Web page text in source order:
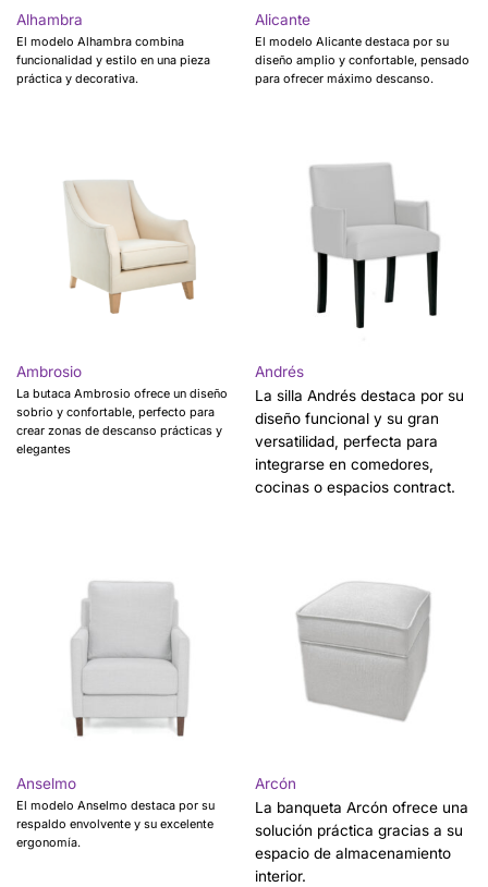
Alhambra
El modelo Alhambra combina
funcionalidad y estilo en una pieza
práctica y decorativa.
Alicante
El modelo Alicante destaca por su
diseño amplio y confortable, pensado
para ofrecer máximo descanso.
Ambrosio
La butaca Ambrosio ofrece un diseño
sobrio y confortable, perfecto para
crear zonas de descanso prácticas y
elegantes
Andrés
La silla Andrés destaca por su
diseño funcional y su gran
versatilidad, perfecta para
integrarse en comedores,
cocinas o espacios contract.
Anselmo
El modelo Anselmo destaca por su
respaldo envolvente y su excelente
ergonomía.
Arcón
La banqueta Arcón ofrece una
solución práctica gracias a su
espacio de almacenamiento
interior.